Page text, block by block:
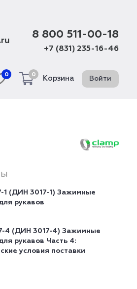
8 800 511-00-18
+7 (831) 235-16-46
0 0
Корзина Войти
1 (ДИН 3017-1) Зажимные
рукавов
4 (ДИН 3017-4) Зажимные
рукавов Часть 4:
условия поставки